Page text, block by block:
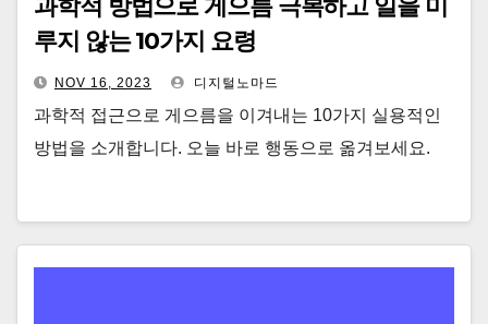
과학적 방법으로 게으름 극복하고 일을 미
루지 않는 10가지 요령
NOV 16, 2023 디지털노마드
과학적 접근으로 게으름을 이겨내는 10가지 실용적인
방법을 소개합니다. 오늘 바로 행동으로 옮겨보세요.